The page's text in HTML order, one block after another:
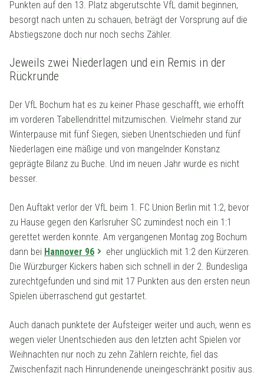
Punkten auf den 13. Platz abgerutschte VfL damit beginnen,
besorgt nach unten zu schauen, beträgt der Vorsprung auf die
Abstiegszone doch nur noch sechs Zähler.
Jeweils zwei Niederlagen und ein Remis in der
Rückrunde
Der VfL Bochum hat es zu keiner Phase geschafft, wie erhofft
im vorderen Tabellendrittel mitzumischen. Vielmehr stand zur
Winterpause mit fünf Siegen, sieben Unentschieden und fünf
Niederlagen eine mäßige und von mangelnder Konstanz
geprägte Bilanz zu Buche. Und im neuen Jahr wurde es nicht
besser.
Den Auftakt verlor der VfL beim 1. FC Union Berlin mit 1:2, bevor
zu Hause gegen den Karlsruher SC zumindest noch ein 1:1
gerettet werden konnte. Am vergangenen Montag zog Bochum
dann bei Hannover 96
eher unglücklich mit 1:2 den Kürzeren.
Die Würzburger Kickers haben sich schnell in der 2. Bundesliga
zurechtgefunden und sind mit 17 Punkten aus den ersten neun
Spielen überraschend gut gestartet.
Auch danach punktete der Aufsteiger weiter und auch, wenn es
wegen vieler Unentschieden aus den letzten acht Spielen vor
Weihnachten nur noch zu zehn Zählern reichte, fiel das
Zwischenfazit nach Hinrundenende uneingeschränkt positiv aus.